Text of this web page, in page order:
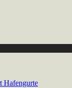
Hafengurte